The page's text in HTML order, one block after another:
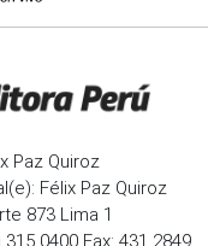
Paz Quiroz
Félix Paz Quiroz
873 Lima 1
0400 Fax: 431 2849